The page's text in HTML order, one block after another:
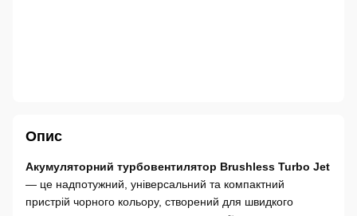
Опис
Акумуляторний турбовентилятор Brushless Turbo Jet
— це надпотужний, універсальний та компактний
пристрій чорного кольору, створений для швидкого